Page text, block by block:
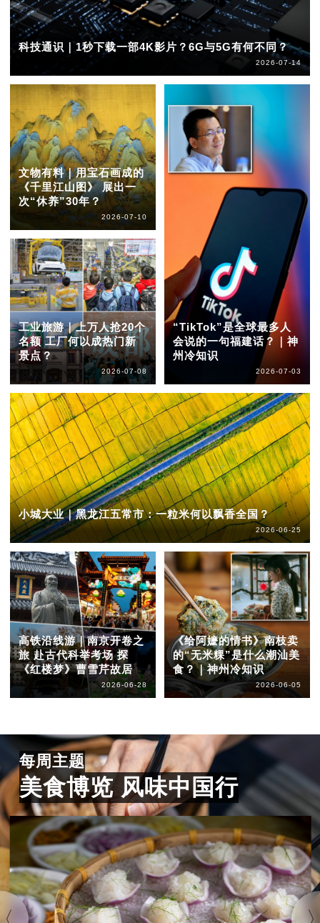
科技通识｜1秒下载一部4K影片？6G与5G有何不同？
2026-07-14
文物有料｜用宝石画成的
《千里江山图》 展出一
次“休养”30年？
2026-07-10
工业旅游｜上万人抢20个
名额 工厂何以成热门新
景点？
2026-07-08
“TikTok”是全球最多人
会说的一句福建话？｜神
州冷知识
2026-07-03
小城大业｜黑龙江五常市：一粒米何以飘香全国？
2026-06-25
高铁沿线游｜南京开卷之
旅 赴古代科举考场 探
《红楼梦》曹雪芹故居
2026-06-28
《给阿嬷的情书》南枝卖
的“无米粿”是什么潮汕美
食？｜神州冷知识
2026-06-05
每周主题
美食博览 风味中国行